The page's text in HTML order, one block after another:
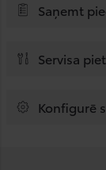
Saņemt
Servisa
Konfigurē